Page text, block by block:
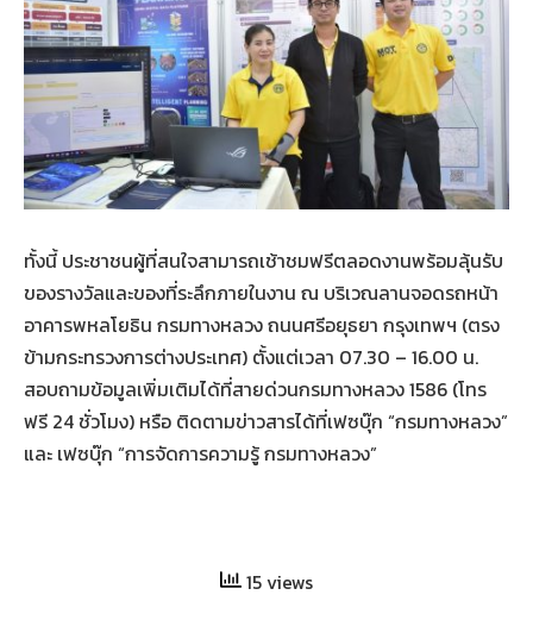
ทั้งนี้ ประชาชนผู้ที่สนใจสามารถเช้าชมฟรีตลอดงานพร้อมลุ้นรับ
ของรางวัลและของที่ระลึกภายในงาน ณ บริเวณลานจอดรถหน้า
อาคารพหลโยธิน กรมทางหลวง ถนนศรีอยุธยา กรุงเทพฯ (ตรง
ข้ามกระทรวงการต่างประเทศ) ตั้งแต่เวลา 07.30 – 16.00 น.
สอบถามข้อมูลเพิ่มเติมได้ที่สายด่วนกรมทางหลวง 1586 (โทร
ฟรี 24 ชั่วโมง) หรือ ติดตามข่าวสารได้ที่เฟซบุ๊ก “กรมทางหลวง”
และ เฟซบุ๊ก “การจัดการความรู้ กรมทางหลวง”
15 views